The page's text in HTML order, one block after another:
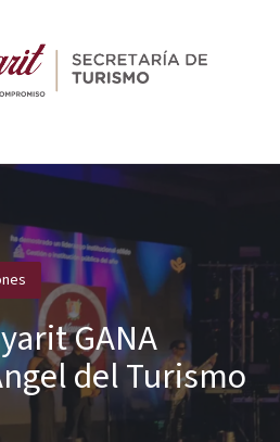
GANA
del Turismo